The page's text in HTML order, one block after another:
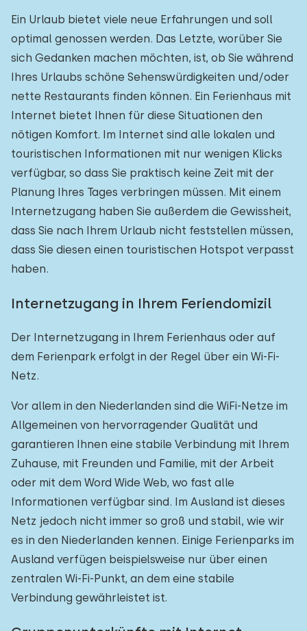
Ein Urlaub bietet viele neue Erfahrungen und soll
optimal genossen werden. Das Letzte, worüber Sie
sich Gedanken machen möchten, ist, ob Sie während
Ihres Urlaubs schöne Sehenswürdigkeiten und/oder
nette Restaurants finden können. Ein Ferienhaus mit
Internet bietet Ihnen für diese Situationen den
nötigen Komfort. Im Internet sind alle lokalen und
touristischen Informationen mit nur wenigen Klicks
verfügbar, so dass Sie praktisch keine Zeit mit der
Planung Ihres Tages verbringen müssen. Mit einem
Internetzugang haben Sie außerdem die Gewissheit,
dass Sie nach Ihrem Urlaub nicht feststellen müssen,
dass Sie diesen einen touristischen Hotspot verpasst
haben.
Internetzugang in Ihrem Feriendomizil
Der Internetzugang in Ihrem Ferienhaus oder auf
dem Ferienpark erfolgt in der Regel über ein Wi-Fi-
Netz.
Vor allem in den Niederlanden sind die WiFi-Netze im
Allgemeinen von hervorragender Qualität und
garantieren Ihnen eine stabile Verbindung mit Ihrem
Zuhause, mit Freunden und Familie, mit der Arbeit
oder mit dem Word Wide Web, wo fast alle
Informationen verfügbar sind. Im Ausland ist dieses
Netz jedoch nicht immer so groß und stabil, wie wir
es in den Niederlanden kennen. Einige Ferienparks im
Ausland verfügen beispielsweise nur über einen
zentralen Wi-Fi-Punkt, an dem eine stabile
Verbindung gewährleistet ist.